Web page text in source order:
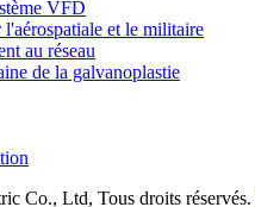
VFD
et le militaire
au réseau
de la galvanoplastie
Co., Ltd, Tous droits réservés.